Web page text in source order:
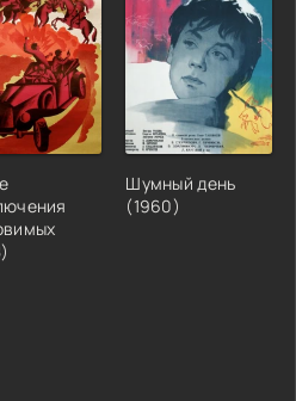
Шумный день
(1960)